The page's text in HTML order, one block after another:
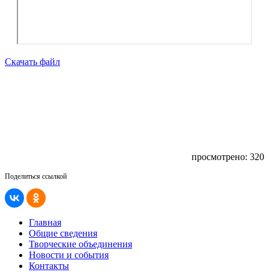
Скачать файл
просмотрено: 320
Поделиться ссылкой
Главная
Общие сведения
Творческие объединения
Новости и события
Контакты